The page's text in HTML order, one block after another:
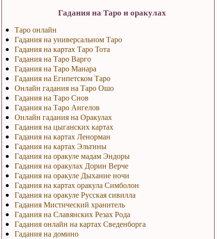
Гадания на Таро и оракулах
Таро онлайн
Гадания на универсальном Таро
Гадания на картах Таро Тота
Гадания на Таро Варго
Гадания на Таро Манара
Гадания на Египетском Таро
Онлайн гадания на Таро Ошо
Гадания на Таро Снов
Гадания на Таро Ангелов
Онлайн гадания на Оракулах
Гадания на цыганских картах
Гадания на картах Ленорман
Гадания на картах Эльтины
Гадания на оракуле мадам Эндоры
Гадания на оракулах Дорин Верче
Гадания на оракуле Дыхание ночи
Гадания на картах оракула Симболон
Гадания на оракуле Русская сивилла
Гадания Мистический хранитель
Гадания на Славянских Резах Рода
Гадания онлайн на картах Сведенборга
Гадания на домино